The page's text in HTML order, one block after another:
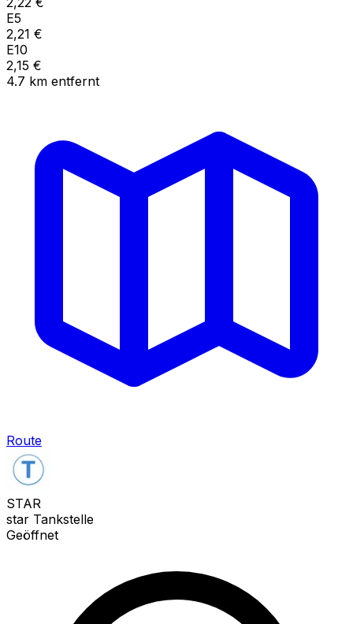
E5
2,21 €
E10
2,15 €
4.7 km entfernt
Route
STAR
star Tankstelle
Geöffnet